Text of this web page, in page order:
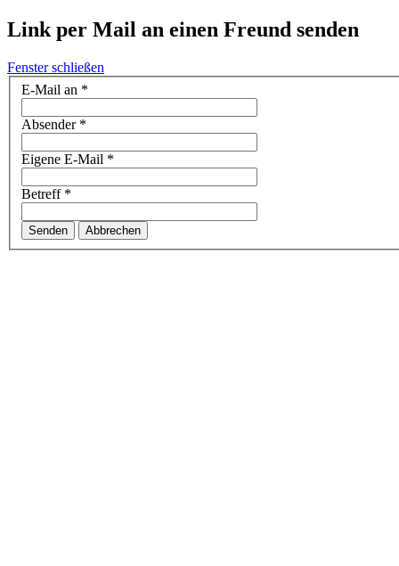
Link per Mail an einen Freund senden
Fenster schließen
E-Mail an *
Absender*
Eigene E-Mail *
Betreff*
Senden Abbrechen